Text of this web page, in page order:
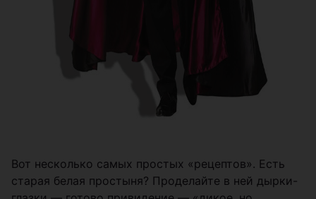
Вот несколько самых простых «рецептов». Есть
старая белая простыня? Проделайте в ней дырки-